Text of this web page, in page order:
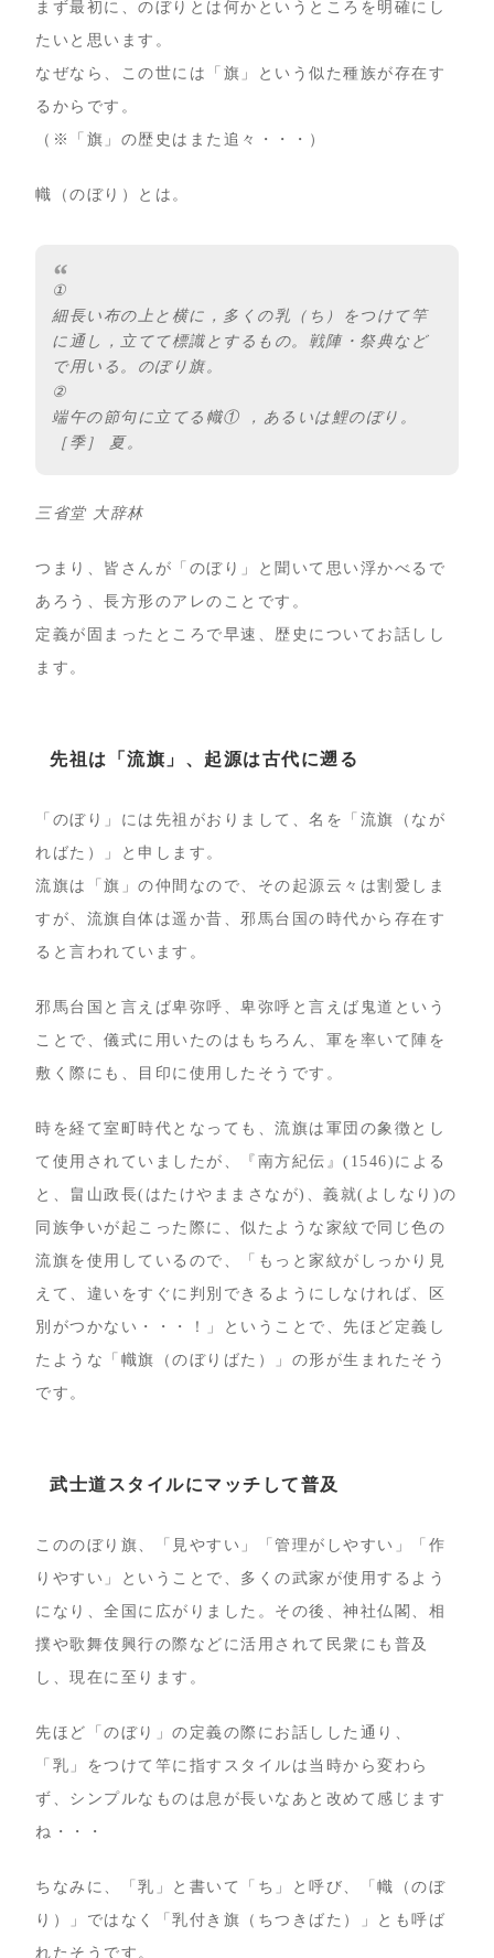
まず最初に、のぼりとは何かというところを明確にし
たいと思います。
なぜなら、この世には「旗」という似た種族が存在す
るからです。
（※「旗」の歴史はまた追々・・・）
幟（のぼり）とは。
①
細長い布の上と横に，多くの乳（ち）をつけて竿
に通し，立てて標識とするもの。戦陣・祭典など
で用いる。のぼり旗。
②
端午の節句に立てる幟① ，あるいは鯉のぼり。
［季］ 夏。
三省堂 大辞林
つまり、皆さんが「のぼり」と聞いて思い浮かべるで
あろう、長方形のアレのことです。
定義が固まったところで早速、歴史についてお話しし
ます。
先祖は「流旗」、起源は古代に遡る
「のぼり」には先祖がおりまして、名を「流旗（なが
ればた）」と申します。
流旗は「旗」の仲間なので、その起源云々は割愛しま
すが、流旗自体は遥か昔、邪馬台国の時代から存在す
ると言われています。
邪馬台国と言えば卑弥呼、卑弥呼と言えば鬼道という
ことで、儀式に用いたのはもちろん、軍を率いて陣を
敷く際にも、目印に使用したそうです。
時を経て室町時代となっても、流旗は軍団の象徴とし
て使用されていましたが、『南方紀伝』(1546)による
と、畠山政長(はたけやままさなが)、義就(よしなり)の
同族争いが起こった際に、似たような家紋で同じ色の
流旗を使用しているので、「もっと家紋がしっかり見
えて、違いをすぐに判別できるようにしなければ、区
別がつかない・・・！」ということで、先ほど定義し
たような「幟旗（のぼりばた）」の形が生まれたそう
です。
武士道スタイルにマッチして普及
こののぼり旗、「見やすい」「管理がしやすい」「作
りやすい」ということで、多くの武家が使用するよう
になり、全国に広がりました。その後、神社仏閣、相
撲や歌舞伎興行の際などに活用されて民衆にも普及
し、現在に至ります。
先ほど「のぼり」の定義の際にお話しした通り、
「乳」をつけて竿に指すスタイルは当時から変わら
ず、シンプルなものは息が長いなあと改めて感じます
ね・・・
ちなみに、「乳」と書いて「ち」と呼び、「幟（のぼ
り）」ではなく「乳付き旗（ちつきばた）」とも呼ば
れたそうです。